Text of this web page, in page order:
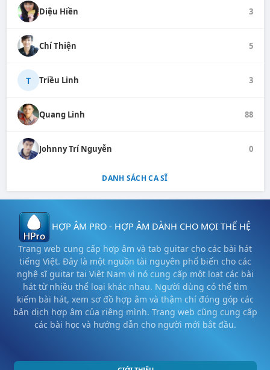
Diệu Hiền 3
Chí Thiện 5
T Triều Linh 3
Quang Linh 88
Johnny Trí Nguyễn 0
DANH SÁCH CA SĨ
HỢP ÂM PRO - HỢP ÂM DÀNH CHO MỌI THẾ HỆ
Trang web cung cấp hợp âm và tab guitar cho các bài hát
tiếng Việt. Đây là một nguồn tài nguyên phổ biến cho các
nghệ sĩ guitar tại Việt Nam vì nó cung cấp một loạt các bài
hát từ nhiều thể loại khác nhau. Người dùng có thể tìm
kiếm bài hát, xem sơ đồ hợp âm và thậm chí đóng góp các
bản dịch hợp âm của riêng mình. Trang web cũng cung cấp
các bài học và hướng dẫn cho người mới bắt đầu.